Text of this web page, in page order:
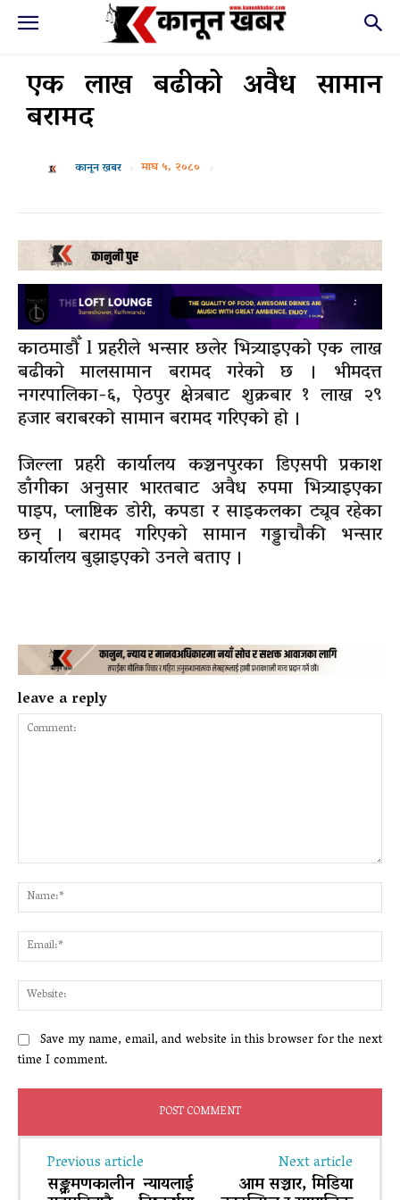
एक लाख बढीको अवैध सामान
बरामद
कानून खबर माघ ५, २०८०
काठमाडौँ l प्रहरीले भन्सार छलेर भित्र्याइएको एक लाख
बढीको मालसामान बरामद गरेको छ । भीमदत्त
नगरपालिका-६, ऐठपुर क्षेत्रबाट शुक्रबार १ लाख २९
हजार बराबरको सामान बरामद गरिएको हो ।
जिल्ला प्रहरी कार्यालय कञ्चनपुरका डिएसपी प्रकाश
डाँगीका अनुसार भारतबाट अवैध रुपमा भित्र्याइएका
पाइप, प्लाष्टिक डोरी, कपडा र साइकलका ट्यूव रहेका
छन् । बरामद गरिएको सामान गड्डाचौकी भन्सार
कार्यालय बुझाइएको उनले बताए ।
leave a reply
Save my name, email, and website in this browser for the next
time I comment.
Previous article
सङ्क्रमणकालीन न्यायलाई
Next article
आम सञ्चार, मिडिया